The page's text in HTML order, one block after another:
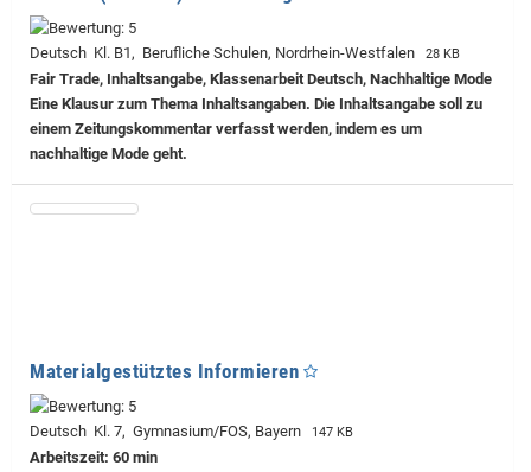
Deutsch Kl. B1, Berufliche Schulen, Nordrhein-Westfalen 28 KB
Fair Trade, Inhaltsangabe, Klassenarbeit Deutsch, Nachhaltige Mode
Eine Klausur zum Thema Inhaltsangaben. Die Inhaltsangabe soll zu
einem Zeitungskommentar verfasst werden, indem es um
nachhaltige Mode geht.
Materialgestütztes Informieren
Deutsch Kl. 7, Gymnasium/FOS, Bayern 147 KB
Arbeitszeit: 60 min